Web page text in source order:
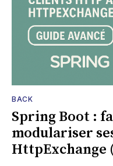
BACK
Spring Boot :
modulariser
HttpExchange